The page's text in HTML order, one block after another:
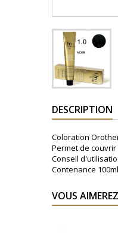
DESCRIPTION
Coloration
Permet de
Conseil
Contenance 100ml
VOUS